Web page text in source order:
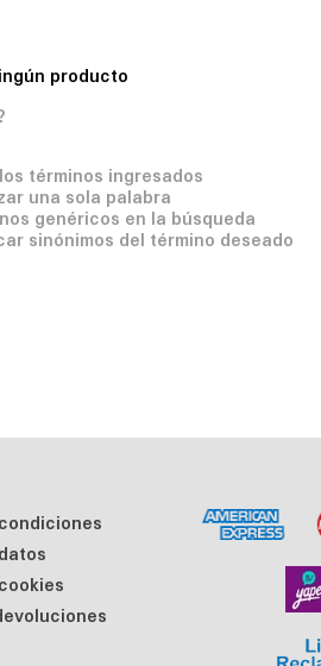
producto
términos ingresados
una sola palabra
genéricos en la búsqueda
sinónimos del término deseado